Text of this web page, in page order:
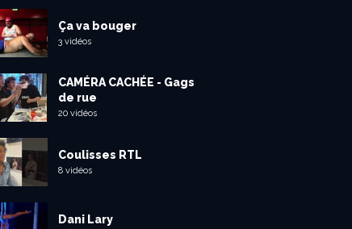
Ça va bouger
3 vidéos
CAMÉRA CACHÉE - Gags
de rue
20 vidéos
Coulisses RTL
8 vidéos
Dani Lary